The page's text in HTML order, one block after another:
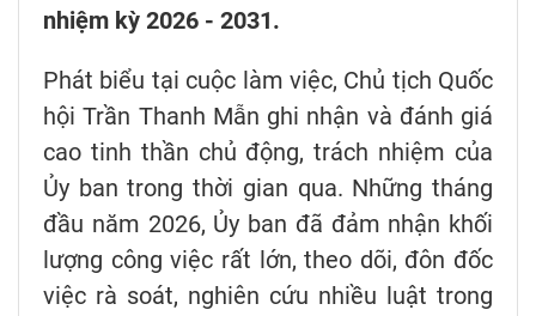
nhiệm kỳ 2026 - 2031.
Phát biểu tại cuộc làm việc, Chủ tịch Quốc
hội Trần Thanh Mẫn ghi nhận và đánh giá
cao tinh thần chủ động, trách nhiệm của
Ủy ban trong thời gian qua. Những tháng
đầu năm 2026, Ủy ban đã đảm nhận khối
lượng công việc rất lớn, theo dõi, đôn đốc
việc rà soát, nghiên cứu nhiều luật trong